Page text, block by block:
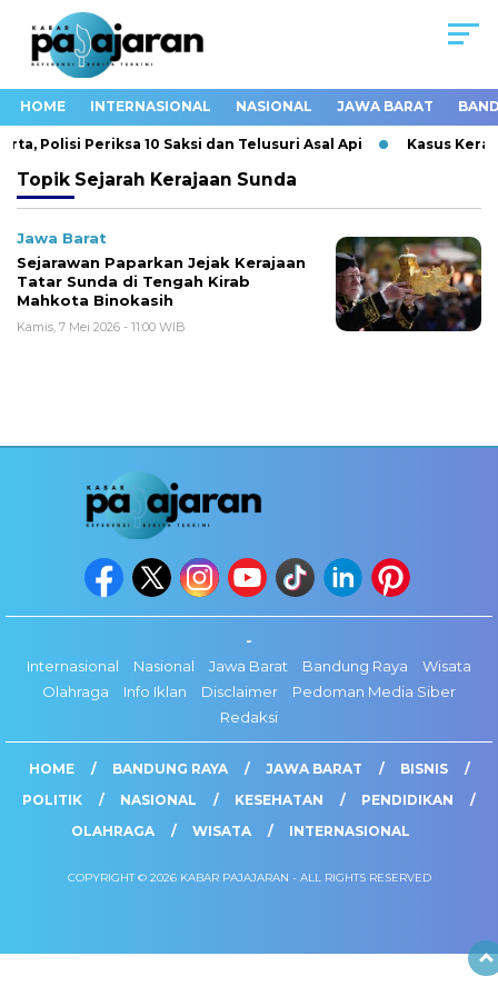
HOME INTERNASIONAL NASIONAL JAWA BARAT
Polisi Periksa 10 Saksi dan Telusuri Asal Api Kasus
Topik Sejarah Kerajaan Sunda
Jawa Barat
Sejarawan Paparkan Jejak Kerajaan
Tatar Sunda di Tengah Kirab
Mahkota Binokasih
Kamis, 7 Mei 2026 - 11:00 WIB
-
Internasional
Nasional Jawa Barat Bandung Raya
Wisata
Olahraga
Info Iklan Disclaimer
Pedoman Media Siber
Redaksi
HOME BANDUNG RAYA JAWA BARAT
BISNIS
POLITIK
NASIONAL KESEHATAN
PENDIDIKAN
OLAHRAGA
WISATA INTERNASIONAL
COPYRIGHT © 2026 KABAR PAJAJARAN - ALL RIGHTS RESERVED